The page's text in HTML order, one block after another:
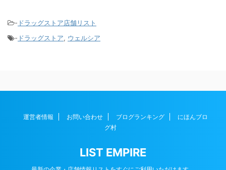
- ドラッグストア店舗リスト
- ドラッグストア, ウェルシア
運営者情報 お問い合わせ ブログランキング
にほんブロ
グ村
LIST EMPIRE